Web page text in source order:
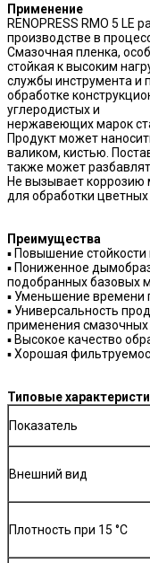
Применение
RENOPRESS RMO 5 LE
производстве в
Смазочная пленка,
стойкая к высоким
службы инструмента и
обработке
углеродистых и
нержавеющих марок
Продукт может
валиком, кистью.
также может
Не вызывает коррозию
для обработки цветных
Преимущества
▪ Повышение
▪ Пониженное
подобранных базовых
▪ Уменьшение времени
▪ Универсальность
применения
▪ Высокое качество
▪ Хорошая
Типовые
Показатель
Внешний вид
Плотность при 15 °C